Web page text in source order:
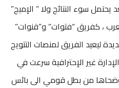
سوء النتائج ولا ” الإميج”
، كفريق “فتوات” و”قنوات”
ليعيد الفريق لمنصات التتويج
غير الإحترافية سرعت في
وضحاها من بطل قومي الى بائس